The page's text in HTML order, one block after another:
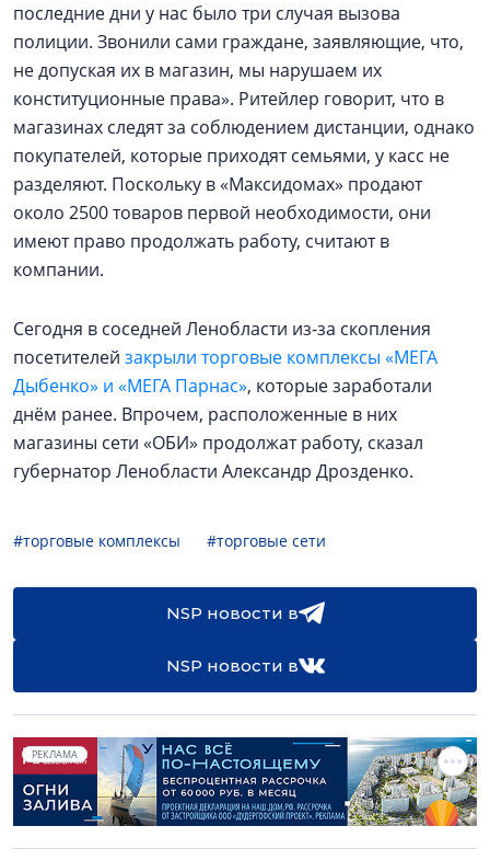
последние дни у нас было три случая вызова
полиции. Звонили сами граждане, заявляющие, что,
не допуская их в магазин, мы нарушаем их
конституционные права». Ритейлер говорит, что в
магазинах следят за соблюдением дистанции, однако
покупателей, которые приходят семьями, у касс не
разделяют. Поскольку в «Максидомах» продают
около 2500 товаров первой необходимости, они
имеют право продолжать работу, считают в
компании.
Сегодня в соседней Ленобласти из-за скопления
посетителей закрыли торговые комплексы «МЕГА
Дыбенко» и «МЕГА Парнас», которые заработали
днём ранее. Впрочем, расположенные в них
магазины сети «ОБИ» продолжат работу, сказал
губернатор Ленобласти Александр Дрозденко.
#торговые комплексы #торговые сети
NSP новости в
NSP новости в
РЕКЛАМА